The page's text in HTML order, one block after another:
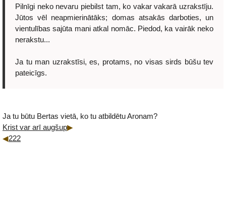
Pilnīgi neko nevaru piebilst tam, ko vakar vakarā uzrakstīju.
Jūtos vēl neapmierinātāks; domas atsakās darboties, un
vientulības sajūta mani atkal nomāc. Piedod, ka vairāk neko
nerakstu...
Ja tu man uzrakstīsi, es, protams, no visas sirds būšu tev
pateicīgs.
Ja tu būtu Bertas vietā, ko tu atbildētu Aronam?
Krist var arī augšup
222